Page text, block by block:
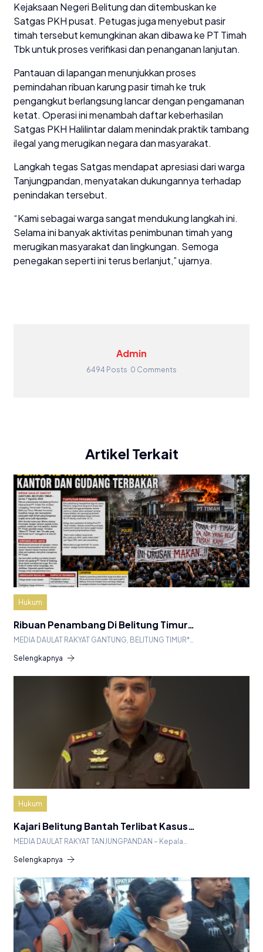
Kejaksaan Negeri Belitung dan ditembuskan ke
Satgas PKH pusat. Petugas juga menyebut pasir
timah tersebut kemungkinan akan dibawa ke PT Timah
Tbk untuk proses verifikasi dan penanganan lanjutan.
Pantauan di lapangan menunjukkan proses
pemindahan ribuan karung pasir timah ke truk
pengangkut berlangsung lancar dengan pengamanan
ketat. Operasi ini menambah daftar keberhasilan
Satgas PKH Halilintar dalam menindak praktik tambang
ilegal yang merugikan negara dan masyarakat.
Langkah tegas Satgas mendapat apresiasi dari warga
Tanjungpandan, menyatakan dukungannya terhadap
penindakan tersebut.
“Kami sebagai warga sangat mendukung langkah ini.
Selama ini banyak aktivitas penimbunan timah yang
merugikan masyarakat dan lingkungan. Semoga
penegakan seperti ini terus berlanjut,” ujarnya.
Admin
6494 Posts 0 Comments
Artikel Terkait
Hukum
Ribuan Penambang Di Belitung Timur…
MEDIA DAULAT RAKYAT GANTUNG, BELITUNG TIMUR*…
Selengkapnya
Hukum
Kajari Belitung Bantah Terlibat Kasus…
MEDIA DAULAT RAKYAT TANJUNGPANDAN – Kepala…
Selengkapnya